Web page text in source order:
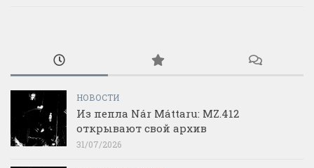
НОВОСТИ
Из пепла Nár Máttaru: MZ.412
открывают свой архив
31/07/2026